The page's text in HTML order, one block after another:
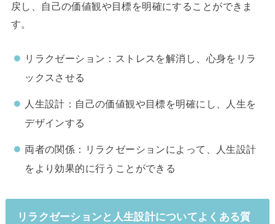
戻し、自己の価値観や目標を明確にすることができま
す。
リラクゼーション：ストレスを解消し、心身をリラ
ックスさせる
人生設計：自己の価値観や目標を明確にし、人生を
デザインする
両者の関係：リラクゼーションによって、人生設計
をより効果的に行うことができる
リラクゼーションと人生設計についてよくある質